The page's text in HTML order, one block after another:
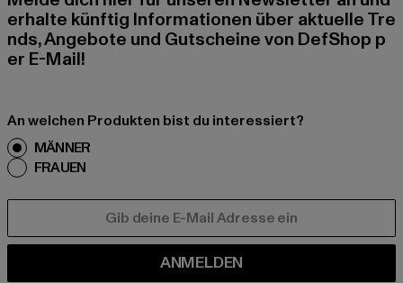
erhalte künftig Informationen über aktuelle Tre
nds, Angebote und Gutscheine von DefShop p
er E-Mail!
An welchen Produkten bist du interessiert?
MÄNNER
FRAUEN
ANMELDEN